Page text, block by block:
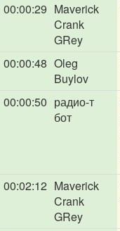
00:00:29 Maverick
Crank
GRey
00:00:48 Oleg
Buylov
00:00:50 радио-т
бот
00:02:12 Maverick
Crank
GRey